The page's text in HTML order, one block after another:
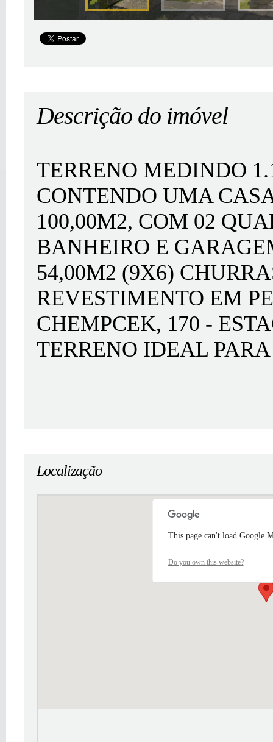
Descrição do imóvel
TERRENO MEDINDO
CONTENDO UMA
100,00M2, COM 02
BANHEIRO E
54,00M2 (9X6)
REVESTIMENTO EM
CHEMPCEK, 170 -
TERRENO IDEAL
Localização
This page can't load Google
Do you own this website?